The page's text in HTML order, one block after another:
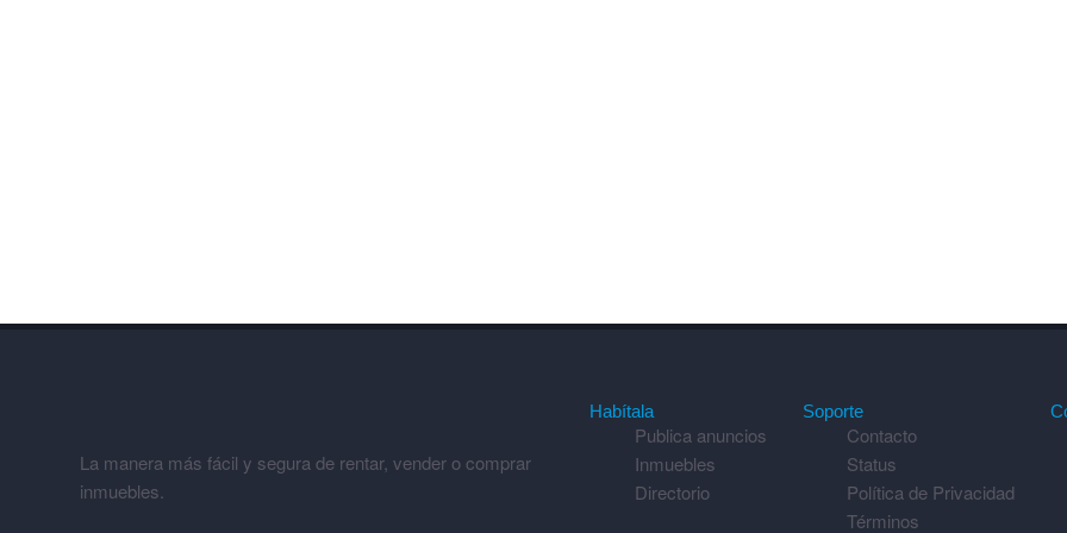
La manera más fácil y segura de rentar, vender o comprar
inmuebles.
Habítala
Publica anuncios
Inmuebles
Directorio
Soporte
Contacto
Status
Política de Privacidad
Términos